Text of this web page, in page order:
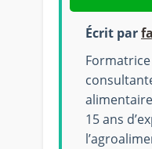
Écrit par
Formatrice
15 ans